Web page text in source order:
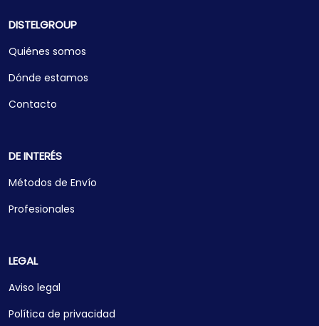
DISTELGROUP
Quiénes somos
Dónde estamos
Contacto
DE INTERÉS
Métodos de Envío
Profesionales
LEGAL
Aviso legal
Política de privacidad